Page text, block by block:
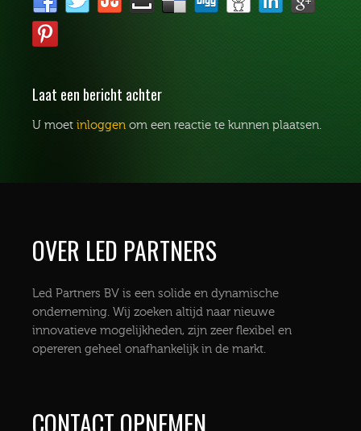
Laat een bericht achter
U moet inloggen om een reactie te kunnen plaatsen.
OVER LED PARTNERS
Led Partners BV is een solide en dynamische
onderneming. Wij zoeken altijd naar nieuwe
innovatieve mogelijkheden, zijn zeer flexibel en
opereren geheel onafhankelijk in de markt.
CONTACT OPNEMEN